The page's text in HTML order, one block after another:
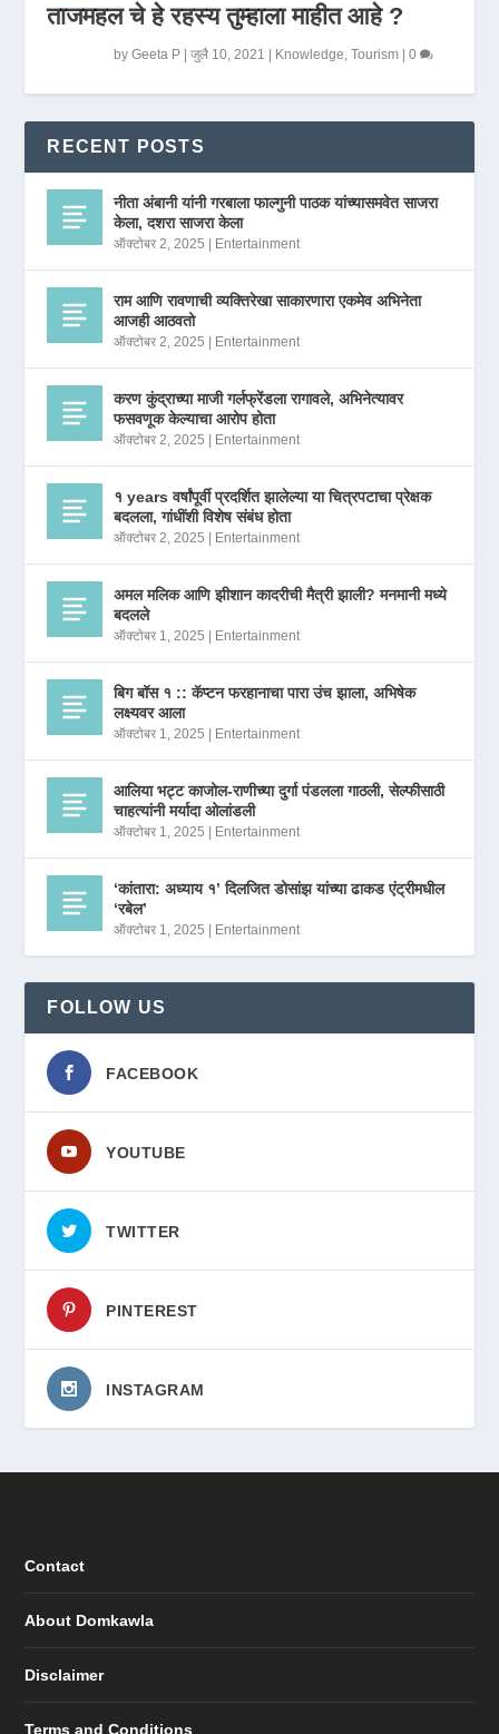
ताजमहल चे हे रहस्य तुम्हाला माहीत आहे ?
byGeeta P |जुलै 10, 2021 | Knowledge ,Tourism |0
RECENT POSTS
नीता अंबानी यांनी गरबाला फाल्गुनी पाठक यांच्यासमवेत साजरा
केला, दशरा साजरा केला
ऑक्टोबर 2, 2025 | Entertainment
राम आणि रावणाची व्यक्तिरेखा साकारणारा एकमेव अभिनेता
आजही आठवतो
ऑक्टोबर 2, 2025 | Entertainment
करण कुंद्राच्या माजी गर्लफ्रेंडला रागावले, अभिनेत्यावर
फसवणूक केल्याचा आरोप होता
ऑक्टोबर 2, 2025 | Entertainment
१ years वर्षांपूर्वी प्रदर्शित झालेल्या या चित्रपटाचा प्रेक्षक
बदलला, गांधींशी विशेष संबंध होता
ऑक्टोबर 2, 2025 | Entertainment
अमल मलिक आणि झीशान कादरीची मैत्री झाली? मनमानी मध्ये
बदलले
ऑक्टोबर 1, 2025 | Entertainment
बिग बॉस १ :: कॅप्टन फरहानाचा पारा उंच झाला, अभिषेक
लक्ष्यवर आला
ऑक्टोबर 1, 2025 | Entertainment
आलिया भट्ट काजोल-राणीच्या दुर्गा पंडलला गाठली, सेल्फीसाठी
चाहत्यांनी मर्यादा ओलांडली
ऑक्टोबर 1, 2025 | Entertainment
‘कांतारा: अध्याय १’ दिलजित डोसांझ यांच्या ढाकड एंट्रीमधील
‘रबेल’
ऑक्टोबर 1, 2025 | Entertainment
FOLLOW US
FACEBOOK
YOUTUBE
TWITTER
PINTEREST
INSTAGRAM
Contact
About Domkawla
Disclaimer
Terms and Conditions